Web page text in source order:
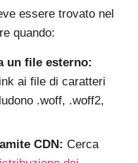
essere trovato nel
quando:
un file esterno:
ai file di caratteri
.woff, .woff2,
CDN: Cerca